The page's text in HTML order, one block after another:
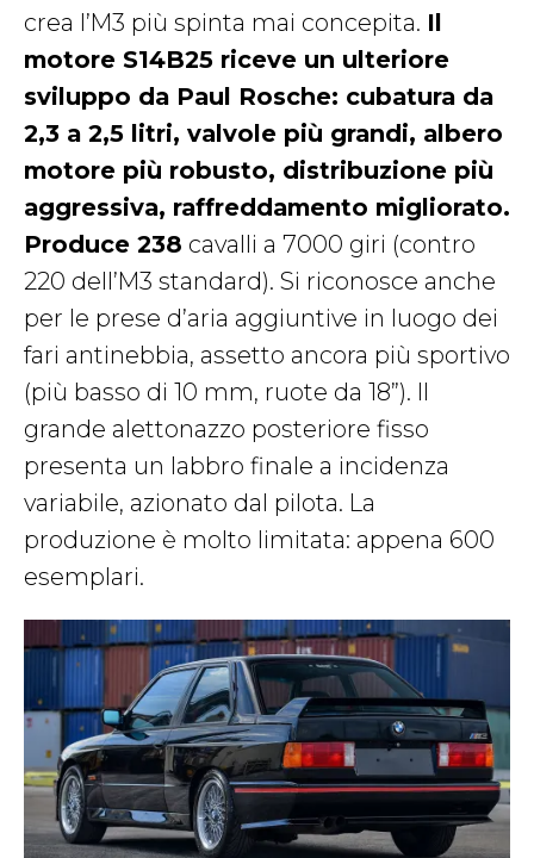
crea l’M3 più spinta mai concepita. Il
motore S14B25 riceve un ulteriore
sviluppo da Paul Rosche: cubatura da
2,3 a 2,5 litri, valvole più grandi, albero
motore più robusto, distribuzione più
aggressiva, raffreddamento migliorato.
Produce 238 cavalli a 7000 giri (contro
220 dell’M3 standard). Si riconosce anche
per le prese d’aria aggiuntive in luogo dei
fari antinebbia, assetto ancora più sportivo
(più basso di 10 mm, ruote da 18”). Il
grande alettonazzo posteriore fisso
presenta un labbro finale a incidenza
variabile, azionato dal pilota. La
produzione è molto limitata: appena 600
esemplari.